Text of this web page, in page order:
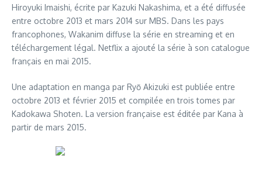
Hiroyuki Imaishi, écrite par Kazuki Nakashima, et a été diffusée
entre octobre 2013 et mars 2014 sur MBS. Dans les pays
francophones, Wakanim diffuse la série en streaming et en
téléchargement légal. Netflix a ajouté la série à son catalogue
français en mai 2015.
Une adaptation en manga par Ryō Akizuki est publiée entre
octobre 2013 et février 2015 et compilée en trois tomes par
Kadokawa Shoten. La version française est éditée par Kana à
partir de mars 2015.